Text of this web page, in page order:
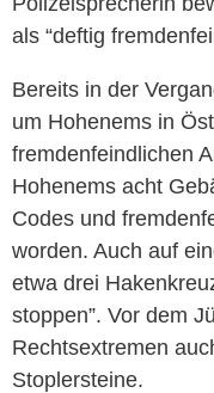
als “deftig
Bereits in der
um Hohenems in
fremdenfeindlichen
Hohenems acht
Codes und
worden. Auch auf
etwa drei
stoppen”. Vor dem
Rechtsextremen
Stoplersteine.